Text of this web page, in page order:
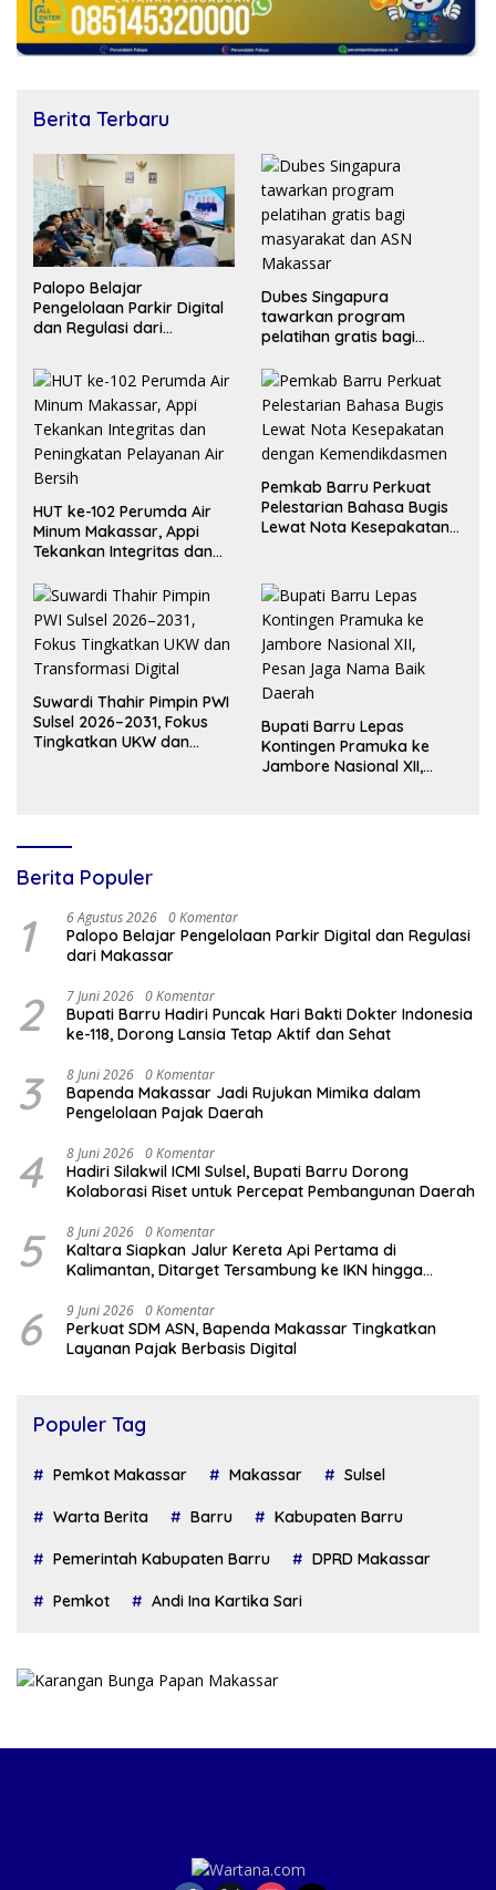
Berita Terbaru
Palopo Belajar
Pengelolaan Parkir Digital
dan Regulasi dari
Dubes Singapura
tawarkan program
pelatihan gratis bagi
Makassar
HUT ke-102 Perumda Air
Minum Makassar, Appi
Tekankan Integritas dan
Bersih
Pemkab Barru Perkuat
Pelestarian Bahasa Bugis
Lewat Nota Kesepakatan
Suwardi Thahir Pimpin PWI
Sulsel 2026–2031, Fokus
Tingkatkan UKW dan
Bupati Barru Lepas
Kontingen Pramuka ke
Jambore Nasional XII,
Berita Populer
1 6 Agustus 2026 0 Komentar
Palopo Belajar Pengelolaan Parkir Digital dan Regulasi
dari Makassar
2 7 Juni 2026 0 Komentar
Bupati Barru Hadiri Puncak Hari Bakti Dokter Indonesia
ke-118, Dorong Lansia Tetap Aktif dan Sehat
3 8 Juni 2026 0 Komentar
Bapenda Makassar Jadi Rujukan Mimika dalam
Pengelolaan Pajak Daerah
4 8 Juni 2026 0 Komentar
Hadiri Silakwil ICMI Sulsel, Bupati Barru Dorong
Kolaborasi Riset untuk Percepat Pembangunan Daerah
5 8 Juni 2026 0 Komentar
Kaltara Siapkan Jalur Kereta Api Pertama di
Kalimantan, Ditarget Tersambung ke IKN hingga
6 9 Juni 2026 0 Komentar
Perkuat SDM ASN, Bapenda Makassar Tingkatkan
Layanan Pajak Berbasis Digital
Populer Tag
Pemkot Makassar Makassar Sulsel
Warta Berita Barru Kabupaten Barru
Pemerintah Kabupaten Barru DPRD Makassar
Pemkot Andi Ina Kartika Sari